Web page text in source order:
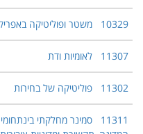
10329 משטר ופוליטיקה
11307 לאומיות ודת
11302 פוליטיקה של בחירות
11311 סמינר מחלקתי